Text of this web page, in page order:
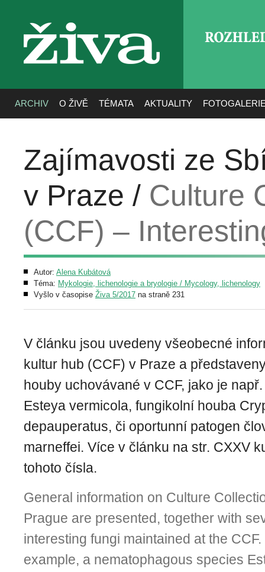
živa
ARCHIV O ŽIVĚ TÉMATA AKTUALITY
Zajímavosti ze
v Praze / Culture
(CCF) –
Autor: Alena Kubátová
Téma: Mykologie, lichenologie a bryologie / Mycology, lichenology
Vyšlo v časopise Živa 5/2017 na straně 231
V článku jsou uvedeny všeobecné
kultur hub (CCF) v Praze a
houby uchovávané v CCF, jako je
Esteya vermicola, fungikolní houba
depauperatus, či oportunní patogen
marneffei. Více v článku na str. CXXV
tohoto čísla.
General information on Culture
Prague are presented, to­gether with
interesting fungi maintained at the
example, a nematophagous species